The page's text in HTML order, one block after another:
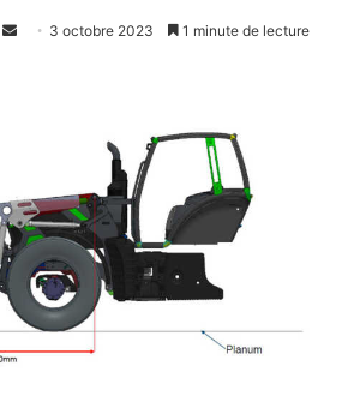
Envoyer3 octobre 2023 1 minute de lecture